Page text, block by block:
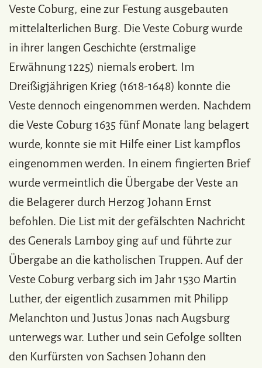
Veste Coburg, eine zur Festung ausgebauten
mittelalterlichen Burg. Die Veste Coburg wurde
in ihrer langen Geschichte (erstmalige
Erwähnung 1225) niemals erobert. Im
Dreißigjährigen Krieg (1618-1648) konnte die
Veste dennoch eingenommen werden. Nachdem
die Veste Coburg 1635 fünf Monate lang belagert
wurde, konnte sie mit Hilfe einer List kampflos
eingenommen werden. In einem fingierten Brief
wurde vermeintlich die Übergabe der Veste an
die Belagerer durch Herzog Johann Ernst
befohlen. Die List mit der gefälschten Nachricht
des Generals Lamboy ging auf und führte zur
Übergabe an die katholischen Truppen. Auf der
Veste Coburg verbarg sich im Jahr 1530 Martin
Luther, der eigentlich zusammen mit Philipp
Melanchton und Justus Jonas nach Augsburg
unterwegs war. Luther und sein Gefolge sollten
den Kurfürsten von Sachsen Johann den